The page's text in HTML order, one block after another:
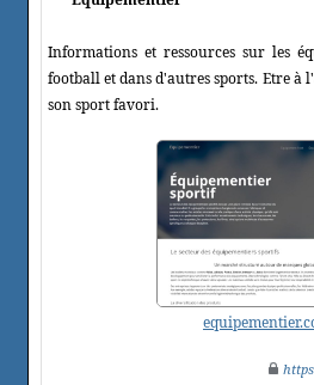
Informations et ressources sur les
football et dans d'autres sports. Etre à
son sport favori.
https